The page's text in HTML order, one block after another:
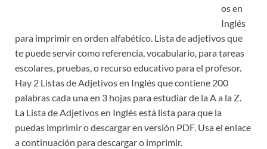
os en
Inglés
para imprimir en orden alfabético. Lista de adjetivos que
te puede servir como referencia, vocabulario, para tareas
escolares, pruebas, o recurso educativo para el profesor.
Hay 2 Listas de Adjetivos en Inglés que contiene 200
palabras cada una en 3 hojas para estudiar de la A a la Z.
La Lista de Adjetivos en Inglés está lista para que la
puedas imprimir o descargar en versión PDF. Usa el enlace
a continuación para descargar o imprimir.